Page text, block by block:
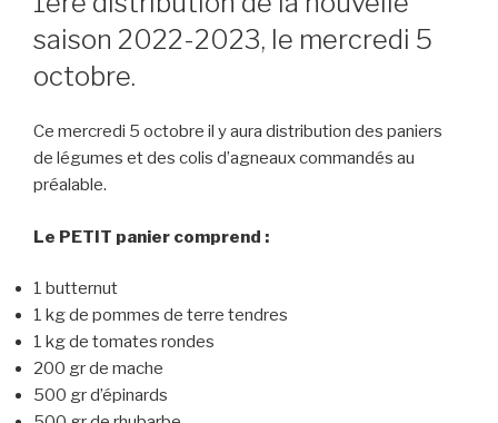
saison 2022-2023, le mercredi 5
octobre.
Ce mercredi 5 octobre il y aura distribution des paniers
de légumes et des colis d’agneaux commandés au
préalable.
Le PETIT panier comprend :
1 butternut
1 kg de pommes de terre tendres
1 kg de tomates rondes
200 gr de mache
500 gr d’épinards